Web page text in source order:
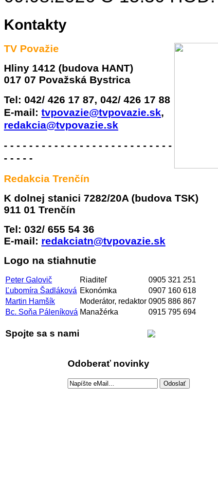
Kontakty
TV Považie
Hliny 1412 (budova HANT)
017 07 Považská Bystrica
Tel: 042/ 426 17 87, 042/ 426 17 88
E-mail: tvpovazie@tvpovazie.sk,
redakcia@tvpovazie.sk
- - - - - - - - - - - - - - - - - - - - - - - - - - -
- - - - -
Redakcia Trenčín
K dolnej stanici 7282/20A (budova TSK)
911 01 Trenčín
Tel: 032/ 655 54 36
E-mail: redakciatn@tvpovazie.sk
Logo na stiahnutie
Peter Galovič Riaditeľ
0905 321 251
Ľubomíra Šadláková Ekonómka
0907 160 618
Martin Hamšík
Moderátor, redaktor 0905 886 867
Bc. Soňa Páleníková Manažérka 0915 795 694
Spojte sa s nami
Odoberať novinky